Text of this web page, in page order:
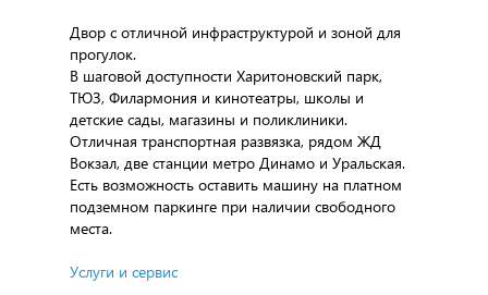
Двор с отличной инфраструктурой и зоной для
прогулок.
В шаговой доступности Харитоновский парк,
ТЮЗ, Филармония и кинотеатры, школы и
детские сады, магазины и поликлиники.
Отличная транспортная развязка, рядом ЖД
Вокзал, две станции метро Динамо и Уральская.
Есть возможность оставить машину на платном
подземном паркинге при наличии свободного
места.
Услуги и сервис